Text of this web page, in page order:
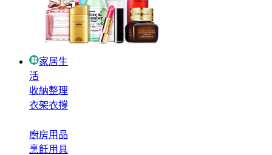
家居生
活
收納整理
衣架衣撐
廚房用品
烹飪用具